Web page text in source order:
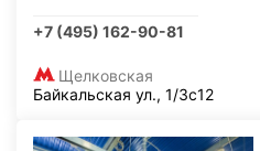
+7 (495) 162-90-81
Щелковская
Байкальская ул., 1/3с12